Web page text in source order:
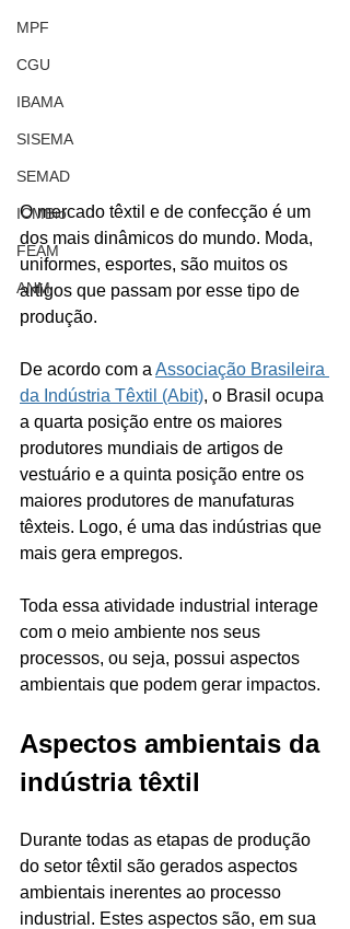
MPF
CGU
IBAMA
SISEMA
SEMAD
ICMBio
FEAM
ANM
O mercado têxtil e de confecção é um
dos mais dinâmicos do mundo. Moda,
uniformes, esportes, são muitos os
artigos que passam por esse tipo de
produção.
De acordo com a Associação Brasileira
da Indústria Têxtil (Abit), o Brasil ocupa
a quarta posição entre os maiores
produtores mundiais de artigos de
vestuário e a quinta posição entre os
maiores produtores de manufaturas
têxteis. Logo, é uma das indústrias que
mais gera empregos.
Toda essa atividade industrial interage
com o meio ambiente nos seus
processos, ou seja, possui aspectos
ambientais que podem gerar impactos.
Aspectos ambientais da
indústria têxtil
Durante todas as etapas de produção
do setor têxtil são gerados aspectos
ambientais inerentes ao processo
industrial. Estes aspectos são, em sua